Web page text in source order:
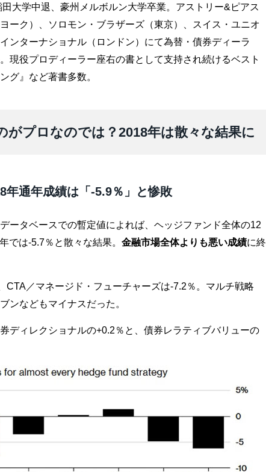
大学中退、豪州メルボルン大学卒業。アストリー&ピアス
ーク）、ソロモン・ブラザーズ（東京）、スイス・ユニオ
ンターナショナル（ロンドン）にて為替・債券ディーラ
現役プロディーラー座右の書として支持され続けるベスト
グ』など著書多数。
がプロなのでは？2018年は散々な結果に
年通年成績は「-5.9％」と惨敗
ータベースでの暫定値によれば、ヘッジファンド全体の12
では-5.7％と散々な結果。 金融市場全体よりも悪い成績に終
CTA／マネージド・フューチャーズは-7.2％。マルチ戦略
ンなどもマイナスだった。
ディレクショナルの+0.2％と、債券レラティブバリューの